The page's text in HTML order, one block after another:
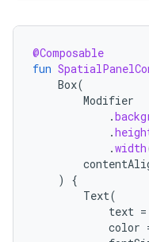
@Composable
fun
Box(
Modifier
.
.
.width
)
{
Text(
text =
color